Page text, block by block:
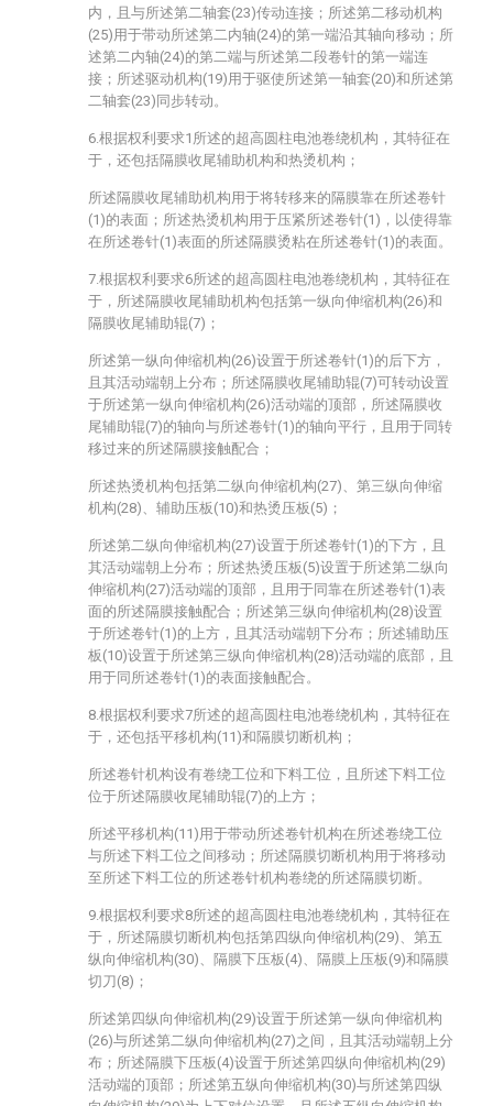
内，且与所述第二轴套(23)传动连接；所述第二移动机构
(25)用于带动所述第二内轴(24)的第一端沿其轴向移动；所
述第二内轴(24)的第二端与所述第二段卷针的第一端连
接；所述驱动机构(19)用于驱使所述第一轴套(20)和所述第
二轴套(23)同步转动。
6.根据权利要求1所述的超高圆柱电池卷绕机构，其特征在
于，还包括隔膜收尾辅助机构和热烫机构；
所述隔膜收尾辅助机构用于将转移来的隔膜靠在所述卷针
(1)的表面；所述热烫机构用于压紧所述卷针(1)，以使得靠
在所述卷针(1)表面的所述隔膜烫粘在所述卷针(1)的表面。
7.根据权利要求6所述的超高圆柱电池卷绕机构，其特征在
于，所述隔膜收尾辅助机构包括第一纵向伸缩机构(26)和
隔膜收尾辅助辊(7)；
所述第一纵向伸缩机构(26)设置于所述卷针(1)的后下方，
且其活动端朝上分布；所述隔膜收尾辅助辊(7)可转动设置
于所述第一纵向伸缩机构(26)活动端的顶部，所述隔膜收
尾辅助辊(7)的轴向与所述卷针(1)的轴向平行，且用于同转
移过来的所述隔膜接触配合；
所述热烫机构包括第二纵向伸缩机构(27)、第三纵向伸缩
机构(28)、辅助压板(10)和热烫压板(5)；
所述第二纵向伸缩机构(27)设置于所述卷针(1)的下方，且
其活动端朝上分布；所述热烫压板(5)设置于所述第二纵向
伸缩机构(27)活动端的顶部，且用于同靠在所述卷针(1)表
面的所述隔膜接触配合；所述第三纵向伸缩机构(28)设置
于所述卷针(1)的上方，且其活动端朝下分布；所述辅助压
板(10)设置于所述第三纵向伸缩机构(28)活动端的底部，且
用于同所述卷针(1)的表面接触配合。
8.根据权利要求7所述的超高圆柱电池卷绕机构，其特征在
于，还包括平移机构(11)和隔膜切断机构；
所述卷针机构设有卷绕工位和下料工位，且所述下料工位
位于所述隔膜收尾辅助辊(7)的上方；
所述平移机构(11)用于带动所述卷针机构在所述卷绕工位
与所述下料工位之间移动；所述隔膜切断机构用于将移动
至所述下料工位的所述卷针机构卷绕的所述隔膜切断。
9.根据权利要求8所述的超高圆柱电池卷绕机构，其特征在
于，所述隔膜切断机构包括第四纵向伸缩机构(29)、第五
纵向伸缩机构(30)、隔膜下压板(4)、隔膜上压板(9)和隔膜
切刀(8)；
所述第四纵向伸缩机构(29)设置于所述第一纵向伸缩机构
(26)与所述第二纵向伸缩机构(27)之间，且其活动端朝上分
布；所述隔膜下压板(4)设置于所述第四纵向伸缩机构(29)
活动端的顶部；所述第五纵向伸缩机构(30)与所述第四纵